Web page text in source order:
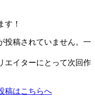
す！
投稿されていません。一
エイターにとって次回作
稿はこちらへ